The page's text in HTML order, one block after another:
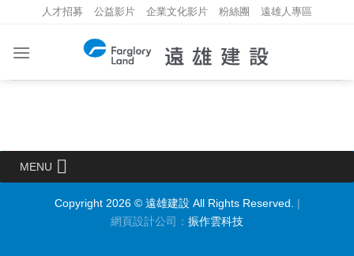
content
人才招募 公益影片 企業文化影片 粉絲團 遠雄人專區
MENU
Copyright 2026 © 遠雄建設 All Rights Reserved.
|
網頁設計公司 ： 振作雲科技